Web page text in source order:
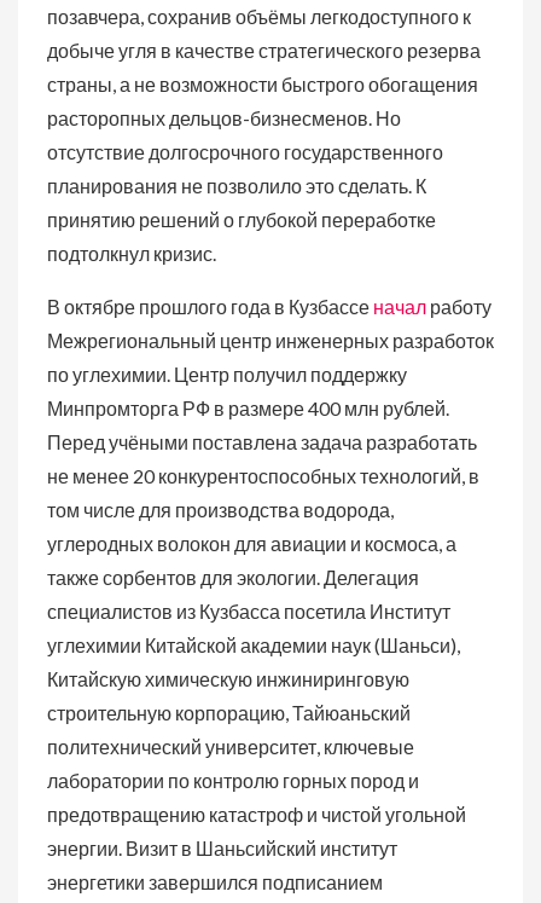
позавчера, сохранив объёмы легкодоступного к
добыче угля в качестве стратегического резерва
страны, а не возможности быстрого обогащения
расторопных дельцов-бизнесменов. Но
отсутствие долгосрочного государственного
планирования не позволило это сделать. К
принятию решений о глубокой переработке
подтолкнул кризис.
В октябре прошлого года в Кузбассе начал работу
Межрегиональный центр инженерных разработок
по углехимии. Центр получил поддержку
Минпромторга РФ в размере 400 млн рублей.
Перед учёными поставлена задача разработать
не менее 20 конкурентоспособных технологий, в
том числе для производства водорода,
углеродных волокон для авиации и космоса, а
также сорбентов для экологии. Делегация
специалистов из Кузбасса посетила Институт
углехимии Китайской академии наук (Шаньси),
Китайскую химическую инжиниринговую
строительную корпорацию, Тайюаньский
политехнический университет, ключевые
лаборатории по контролю горных пород и
предотвращению катастроф и чистой угольной
энергии. Визит в Шаньсийский институт
энергетики завершился подписанием